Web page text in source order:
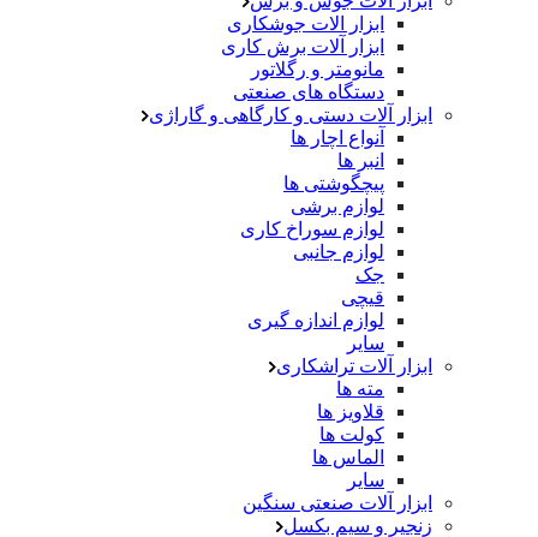
ابزار الات جوشکاری
ابزار آلات برش کاری
مانومتر و رگلاتور
دستگاه های صنعتی
ابزار آلات دستی و کارگاهی و گاراژی
آنواع اچار ها
انبر ها
پیچگوشتی ها
لوازم برشی
لوازم سوراخ کاری
لوازم جانبی
جک
قیچی
لوازم اندازه گیری
سایر
ابزار آلات تراشکاری
مته ها
قلاویز ها
کولت ها
الماس ها
سایر
ابزار آلات صنعتی سنگین
زنجیر و سیم بکسل